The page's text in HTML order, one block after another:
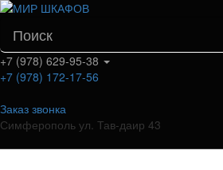
+7 (978) 629-95-38
+7 (978) 172-17-56
Заказ звонка
Симферополь ул. Тав-даир 43